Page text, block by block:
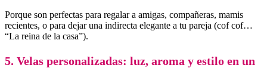
Porque son perfectas para regalar a amigas, compañeras, mamis
recientes, o para dejar una indirecta elegante a tu pareja (cof cof…
“La reina de la casa”).
5. Velas personalizadas: luz, aroma y estilo en un